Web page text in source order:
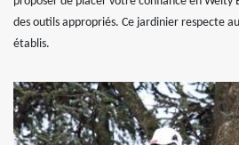
des outils appropriés. Ce jardinier respecte
établis.